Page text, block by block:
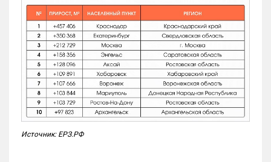
Источник: ЕРЗ.РФ